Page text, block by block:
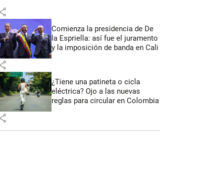
Comienza la presidencia de De
la Espriella: así fue el juramento
y la imposición de banda en Cali
¿Tiene una patineta o cicla
eléctrica? Ojo a las nuevas
reglas para circular en Colombia